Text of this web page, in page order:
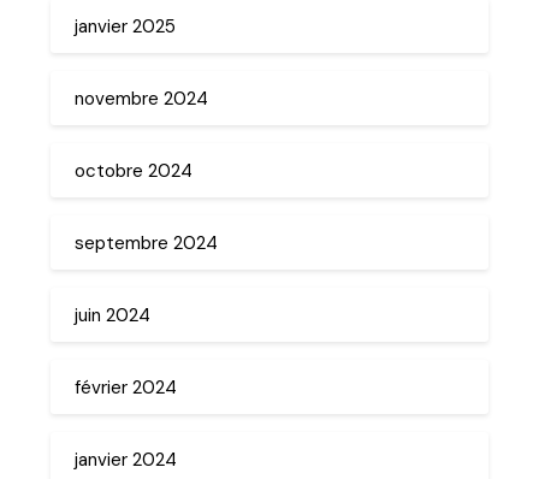
janvier 2025
novembre 2024
octobre 2024
septembre 2024
juin 2024
février 2024
janvier 2024